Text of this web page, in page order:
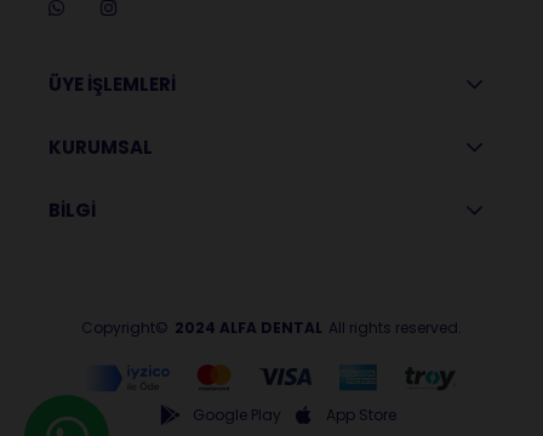
ÜYE İŞLEMLERİ
KURUMSAL
BİLGİ
Copyright© 2024 ALFA DENTAL All rights reserved.
Google Play App Store